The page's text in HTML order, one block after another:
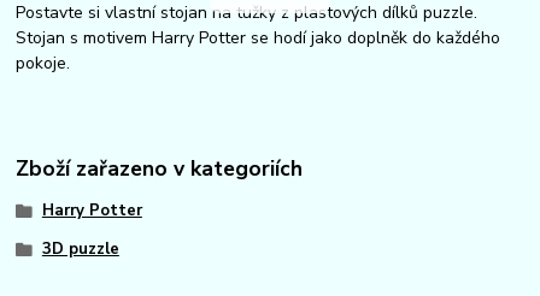
Postavte si vlastní stojan na tužky z plastových dílků puzzle.
Stojan s motivem Harry Potter se hodí jako doplněk do každého
pokoje.
Zboží zařazeno v kategoriích
Harry Potter
3D puzzle